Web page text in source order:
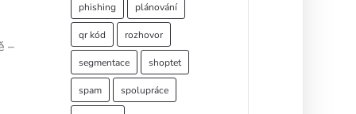
–
phishing plánování
qr kód rozhovor
segmentace shoptet
spam spolupráce